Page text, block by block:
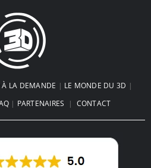
ou Résine : Le